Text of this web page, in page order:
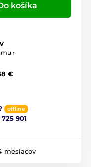
košíka
›
€
offline
901
mesiacov